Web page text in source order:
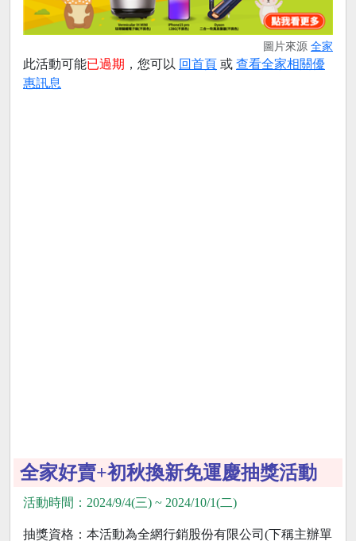
圖片來源 全家
此活動可能已過期 ，您可以 回首頁 或 查看全家相關優
惠訊息
全家好賣+初秋換新免運慶抽獎活動
活動時間：2024/9/4(三) ~ 2024/10/1(二)
抽獎資格：本活動為全網行銷股份有限公司(下稱主辦單